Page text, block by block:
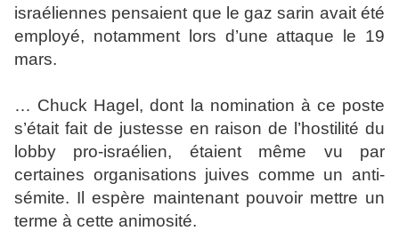
israéliennes pensaient que le gaz sarin avait été
employé, notamment lors d’une attaque le 19
mars.
… Chuck Hagel, dont la nomination à ce poste
s’était fait de justesse en raison de l’hostilité du
lobby pro-israélien, étaient même vu par
certaines organisations juives comme un anti-
sémite. Il espère maintenant pouvoir mettre un
terme à cette animosité.